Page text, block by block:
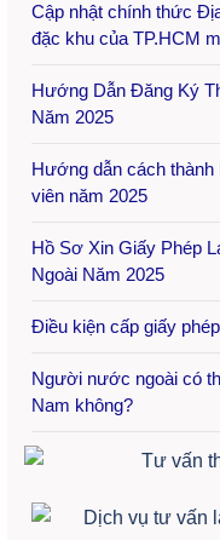
Cập nhật chính thức
đặc khu của TP.HCM
Hướng Dẫn Đăng Ký
Năm 2025
Hướng dẫn cách thành
viên năm 2025
Hồ Sơ Xin Giấy Phép
Ngoài Năm 2025
Điều kiện cấp giấy
Người nước ngoài có
Nam không?